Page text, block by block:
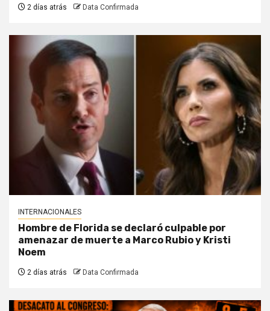
2 días atrás Data Confirmada
INTERNACIONALES
Hombre de Florida se declaró culpable por
amenazar de muerte a Marco Rubio y Kristi
Noem
2 días atrás Data Confirmada